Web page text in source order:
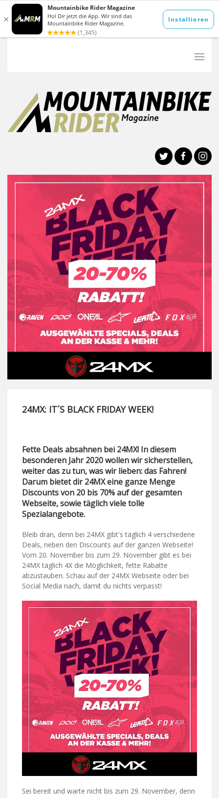
24MX: IT´S BLACK FRIDAY WEEK!
Fette Deals absahnen bei 24MX! In diesem
besonderen Jahr 2020 wollen wir sicherstellen,
weiter das zu tun, was wir lieben: das Fahren!
Darum bietet dir 24MX eine ganze Menge
Discounts von 20 bis 70% auf der gesamten
Webseite, sowie täglich viele tolle
Spezialangebote.
Bleib dran, denn bei 24MX gibt's täglich 4 verschiedene
Deals, neben den Discounts auf der ganzen Webseite!
Vom 20. November bis zum 29. November gibt es bei
24MX täglich 4X die Möglichkeit, fette Rabatte
abzustauben. Schau auf der 24MX Webseite oder bei
Social Media nach, damit du nichts verpasst!
Sei bereit und warte nicht bis zum 29. November, denn